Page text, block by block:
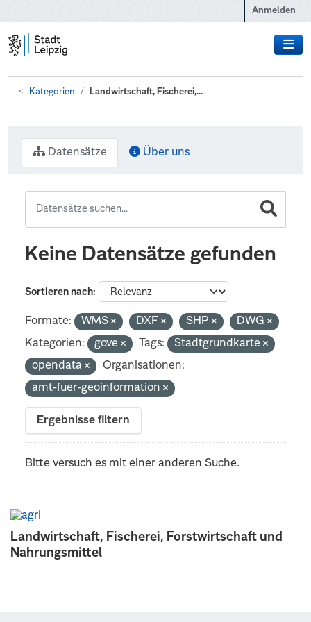
Anmelden
Kategorien Landwirtschaft, Fischerei,...
Landwirtschaft, Fischerei, Forstwirtschaft und
Nahrungsmittel
Datensätze Über uns
Keine Datensätze gefunden
Sortieren nach
Formate: WMS DXF SHP
DWG
Kategorien:
gove Tags:
Stadtgrundkarte
opendata
Organisationen:
amt-fuer-geoinformation
Ergebnisse filtern
Bitte versuch es mit einer anderen Suche.